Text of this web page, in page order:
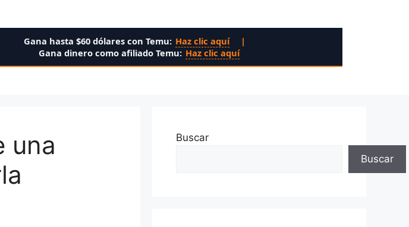
Gana hasta $60 dólares con Temu: Haz clic aquí
|
Gana dinero como afiliado Temu: Haz clic aquí
una
Buscar
Buscar